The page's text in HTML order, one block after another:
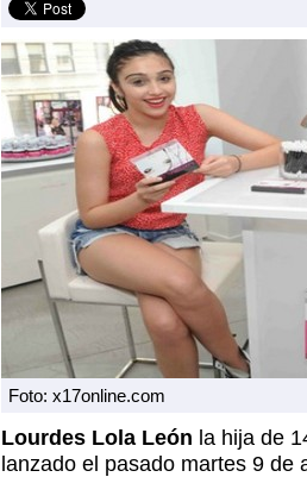
Foto: x17online.com
Lourdes Lola León la hija de
lanzado el pasado martes 9 de